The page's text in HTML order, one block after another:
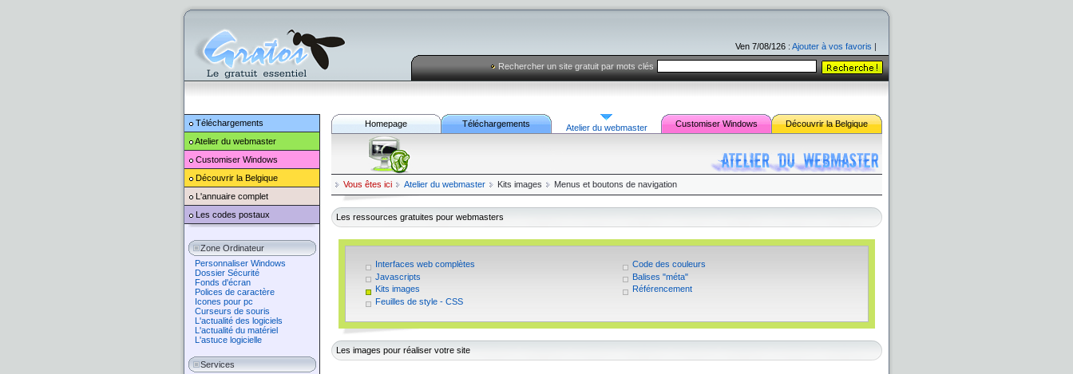
Ven 7/08/126 : Ajouter à vos favoris |
Rechercher un site gratuit par mots clés
Téléchargements
Atelier du webmaster
Customiser Windows
Découvrir la Belgique
L'annuaire complet
Les codes postaux
Zone Ordinateur
Personnaliser Windows
Dossier Sécurité
Fonds d'écran
Polices de caractère
Icones pour pc
Curseurs de souris
L'actualité des logiciels
L'actualité du matériel
L'astuce logicielle
Services
Homepage Téléchargements Atelier du webmaster CustomiserWindows Découvrir la Belgique
Vous êtes ici Atelier du webmaster Kits images Menus et boutons de navigation
Les ressources gratuites pour webmasters
Interfaces web complètes
Javascripts
Kits images
Feuilles de style - CSS
Code des couleurs
Balises "méta"
Référencement
Les images pour réaliser votre site